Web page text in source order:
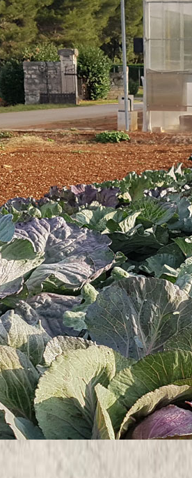
METODA
elektrometrijski
AL metoda
AL metoda
Modificirana metoda po Kjeldahlu
Metoda po Tjurinu
Modificirana metoda po Kappenu
volumetrijski - Scheiblerovim kalcimetrom
konduktometrijski
i dr.)